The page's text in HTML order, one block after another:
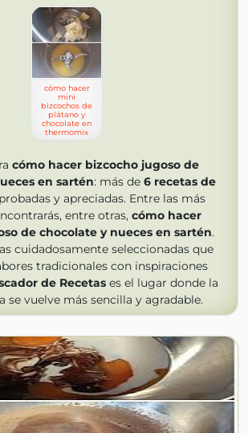
cómo hacer
mini
bizcochos de
plátano y
chocolate en
thermomix
cómo hacer bizcocho jugoso de
en sartén: más de 6 recetas de
y apreciadas. Entre las más
entre otras, cómo hacer
de chocolate y nueces en sartén.
cuidadosamente seleccionadas que
tradicionales con inspiraciones
de Recetases el lugar donde la
se vuelve más sencilla y agradable.